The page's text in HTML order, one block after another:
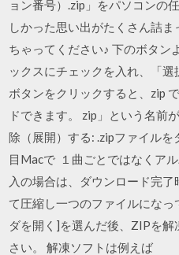
ョン番号）.zip」をパソコンの
しかった思い出がたくさん詰
ちゃってください♪ 下のボタン
ックスにチェックを入れ、「
ボタンをクリックすると、zip
ドできます。 zip」という名前
除（展開）する: .zipファイル
目Macで １曲ごとではなくア
入の場合は、ダウンロード完
て圧縮し一つのファイルにな
ダを開く]を選んだ後、ZIPを
さい。 解凍ソフトは例えば